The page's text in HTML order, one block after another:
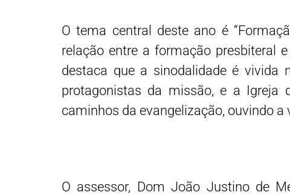
O tema central deste ano é
relação entre a formação presbiteral
destaca que a sinodalidade é vivida
protagonistas da missão, e a Igreja
caminhos da evangelização, ouvindo a
O assessor, Dom João Justino de